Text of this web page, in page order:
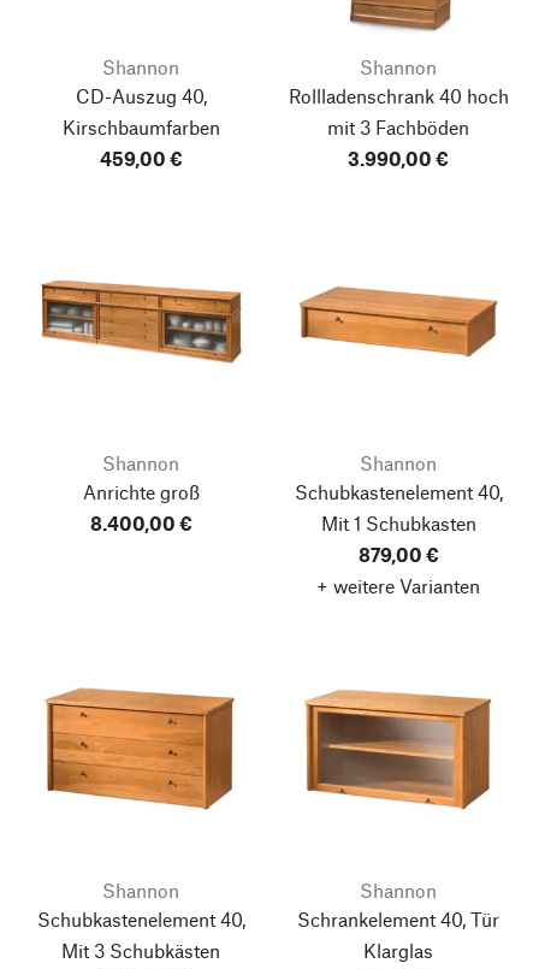
Shannon
CD-Auszug 40,
Kirschbaumfarben
459,00 €
Shannon
Rollladenschrank 40 hoch
mit 3 Fachböden
3.990,00 €
Shannon
Anrichte groß
8.400,00 €
Shannon
Schubkastenelement 40,
Mit 1 Schubkasten
879,00 €
+ weitere Varianten
Shannon
Schubkastenelement 40,
Mit 3 Schubkästen
Shannon
Schrankelement 40, Tür
Klarglas